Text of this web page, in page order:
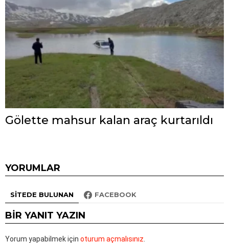
Gölette mahsur kalan araç kurtarıldı
YORUMLAR
SITEDE BULUNAN FACEBOOK
BIR YANIT YAZIN
Yorum yapabilmek için oturum açmalısınız